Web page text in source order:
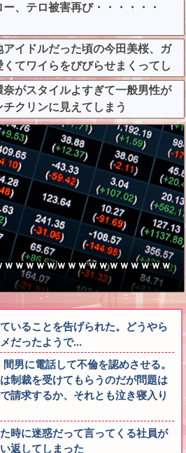
ー、テロ被害再び・・・・・・
アイドルだった頃の今田美桜、ガ
てワイらをびびらせまくってし
w w w
奈がスタイルよすぎて一般男性が
クリンに見えてしまう
ｗｗｗｗｗｗｗｗｗｗｗｗｗｗｗ
いることを告げられた。どうやら
だったようで...
男に電話して不倫を認めさせる。
制裁を受けてもらうのだが問題は
請求するか、それとも泣き寝入り
時に迷惑だって言ってくる社員が
返してしまった